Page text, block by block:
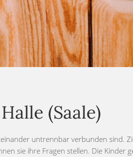
(Saale)
untrennbar verbunden sind.
sie ihre Fragen stellen. Die Kinder